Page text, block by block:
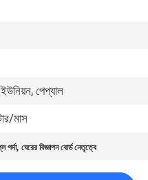
ইউনিয়ন, পেপ্যাল
মাস
পর্দা,ঘেরের বিজ্ঞাপন বোর্ড নেতৃত্বে